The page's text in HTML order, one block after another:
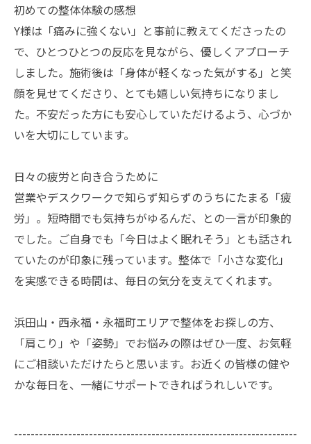
初めての整体体験の感想
Y様は「痛みに強くない」と事前に教えてくださったの
で、ひとつひとつの反応を見ながら、優しくアプローチ
しました。施術後は「身体が軽くなった気がする」と笑
顔を見せてくださり、とても嬉しい気持ちになりまし
た。不安だった方にも安心していただけるよう、心づか
いを大切にしています。
日々の疲労と向き合うために
営業やデスクワークで知らず知らずのうちにたまる「疲
労」。短時間でも気持ちがゆるんだ、との一言が印象的
でした。ご自身でも「今日はよく眠れそう」とも話され
ていたのが印象に残っています。整体で「小さな変化」
を実感できる時間は、毎日の気分を支えてくれます。
浜田山・西永福・永福町エリアで整体をお探しの方、
「肩こり」や「姿勢」でお悩みの際はぜひ一度、お気軽
にご相談いただけたらと思います。お近くの皆様の健や
かな毎日を、一緒にサポートできればうれしいです。
--------------------------------------------------------------------